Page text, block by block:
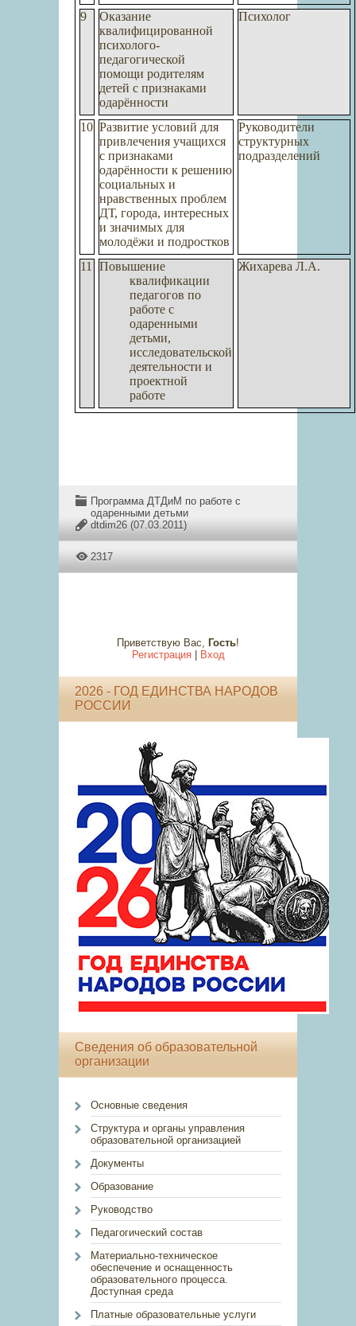
9
Оказание
квалифицированной
психолого-
педагогической
помощи родителям
детей с признаками
одарённости
Психолог
10 Развитие условий для
привлечения учащихся
с признаками
одарённости к решению
социальных и
нравственных проблем
ДТ, города, интересных
и значимых для
молодёжи и подростков
Руководители
структурных
подразделений
11
Повышение
квалификации
педагогов по
работе с
одаренными
детьми,
исследовательской
деятельности и
проектной
работе
Жихарева Л.А.
Программа ДТДиМ по работе с
одаренными детьми
dtdim26 (07.03.2011)
2317
Приветствую Вас, Гость!
Регистрация| Вход
2026 - ГОД ЕДИНСТВА НАРОДОВ
РОССИИ
Сведения об образовательной
организации
Основные сведения
Структура и органы управления
образовательной организацией
Документы
Образование
Руководство
Педагогический состав
Материально-техническое
обеспечение и оснащенность
образовательного процесса.
Доступная среда
Платные образовательные услуги